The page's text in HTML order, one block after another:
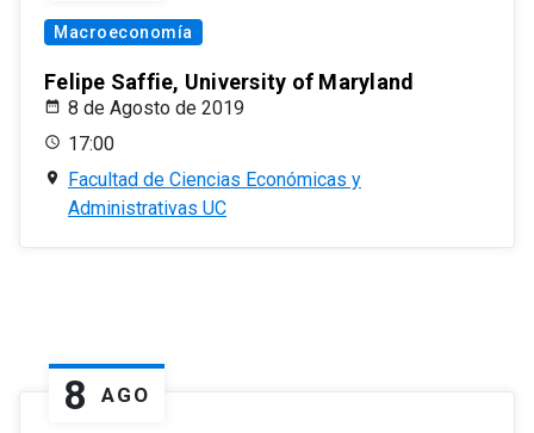
Macroeconomía
Felipe Saffie, University of Maryland
8 de Agosto de 2019
17:00
Facultad de Ciencias Económicas y
Administrativas UC
8 AGO